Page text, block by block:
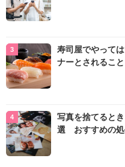
寿司屋でやって
ナーとされるこ
写真を捨てると
選 おすすめの処